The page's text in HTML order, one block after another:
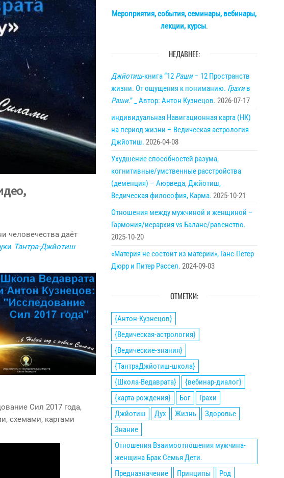
человечества даёт
Тантра-Джйотиш
Сил 2017 года,
схемами, картами
Мероприятия, события, семинары, вебинары,
лекции, курсы.
НЕДАВНЕЕ:
Джйотиш-книга “12 Раши– 12 Пространств
жизни. От ощущения к пониманию. Грахив
Раши.” _ Автор: Антон Кузнецов. 2026-07-17
индивидуальная Навигационная карта (НК)
на период жизни – Ведическая астрология
Джйотиш. 2026-04-08
Ухудшение способностей разума,
когнитивные/умственные расстройства
(деменция) – Аюрведа, Джйотиш,
Ведическая философия, Карма. 2025-10-21
Отношения между мужчиной и женщиной –
Гармония/иерархия vs Баланс/равенство.
2025-10-20
«Материя не состоит из материи», Ганс-Петер
Дюрр и Питер Рассел. 2024-09-03
ОТМЕТКИ:
{Антон-Кузнецов}
{Ведическая-астрология}
{Ведические-знания}
{ТантраДжйотиш-школа}
{Школа-Ведаврата}
{вебинар-диалог}
{карта-рождения}
Бог
Грахи
Джйотиш
Дух Жизнь
Здоровье
Знание
Отношения Взаимоотношения мужчина-
женщина Брак Семья Дети.
Предназначение
Принципы Род